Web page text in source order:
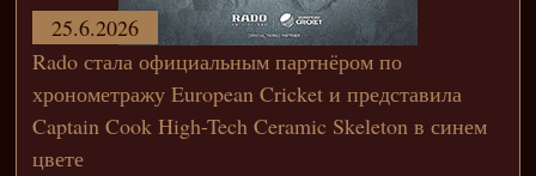
Rado стала официальным партнёром по
хронометражу European Cricket и представила
Captain Cook High-Tech Ceramic Skeleton в синем
цвете
25.6.2026